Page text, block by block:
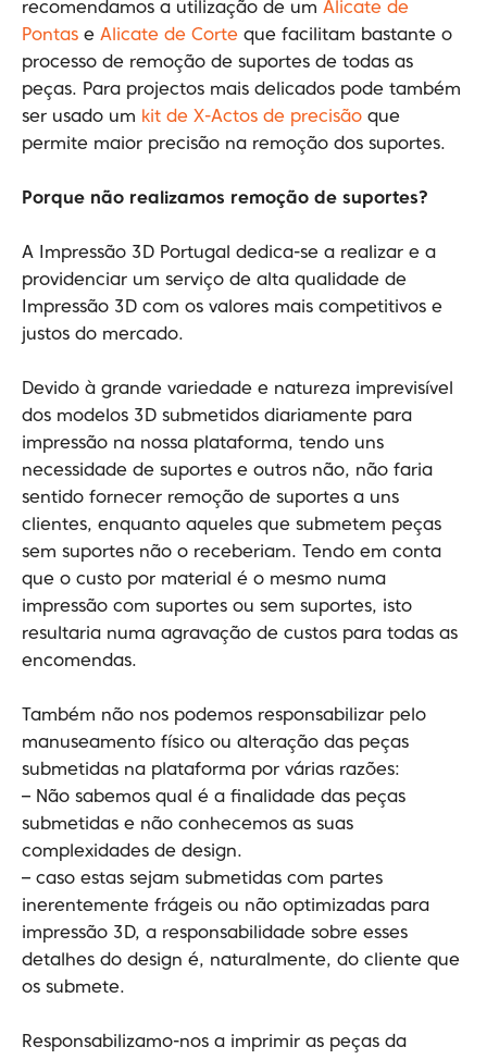
recomendamos a utilização de um Alicate de
Pontas e Alicate de Corte que facilitam bastante o
processo de remoção de suportes de todas as
peças. Para projectos mais delicados pode também
ser usado um kit de X-Actos de precisão que
permite maior precisão na remoção dos suportes.
Porque não realizamos remoção de suportes?
A Impressão 3D Portugal dedica-se a realizar e a
providenciar um serviço de alta qualidade de
Impressão 3D com os valores mais competitivos e
justos do mercado.
Devido à grande variedade e natureza imprevisível
dos modelos 3D submetidos diariamente para
impressão na nossa plataforma, tendo uns
necessidade de suportes e outros não, não faria
sentido fornecer remoção de suportes a uns
clientes, enquanto aqueles que submetem peças
sem suportes não o receberiam. Tendo em conta
que o custo por material é o mesmo numa
impressão com suportes ou sem suportes, isto
resultaria numa agravação de custos para todas as
encomendas.
Também não nos podemos responsabilizar pelo
manuseamento físico ou alteração das peças
submetidas na plataforma por várias razões:
– Não sabemos qual é a finalidade das peças
submetidas e não conhecemos as suas
complexidades de design.
– caso estas sejam submetidas com partes
inerentemente frágeis ou não optimizadas para
impressão 3D, a responsabilidade sobre esses
detalhes do design é, naturalmente, do cliente que
os submete.
Responsabilizamo-nos a imprimir as peças da